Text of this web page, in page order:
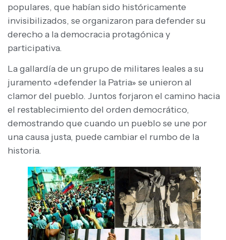
populares, que habían sido históricamente
invisibilizados, se organizaron para defender su
derecho a la democracia protagónica y
participativa.
La gallardía de un grupo de militares leales a su
juramento «defender la Patria» se unieron al
clamor del pueblo. Juntos forjaron el camino hacia
el restablecimiento del orden democrático,
demostrando que cuando un pueblo se une por
una causa justa, puede cambiar el rumbo de la
historia.